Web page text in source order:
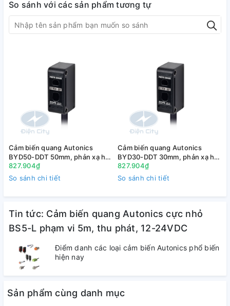
STT Mô tả
điều
khiển
Cảm biến quang Autonics
BS5-
L1M
BS5-
L1M-
3
cắm)
4
L2M-
NO-
(Loại
So sánh với các sản phẩm tương tự
Cảm biến quang Autonics
BYD50-DDT 50mm, phản xạ hội
tụ, 12-24VDC
827.904₫
So sánh chi tiết
Cảm biến quang Autonics
BYD30-DDT 30mm, phản xạ hội
tụ, 12-24VDC
827.904₫
So sánh chi tiết
Tin tức: Cảm biến quang Autonics cực nhỏ
BS5-L phạm vi 5m, thu phát, 12-24VDC
Điểm danh các loại cảm biến Autonics phổ biến
hiện nay
Sản phẩm cùng danh mục